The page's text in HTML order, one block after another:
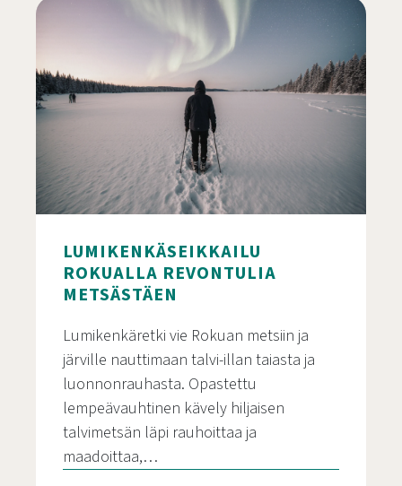
LUMIKENKÄSEIKKAILU
ROKUALLA REVONTULIA
METSÄSTÄEN
Lumikenkäretki vie Rokuan metsiin ja
järville nauttimaan talvi-illan taiasta ja
luonnonrauhasta. Opastettu
lempeävauhtinen kävely hiljaisen
talvimetsän läpi rauhoittaa ja
maadoittaa,…